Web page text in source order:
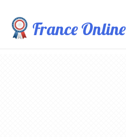
France Online